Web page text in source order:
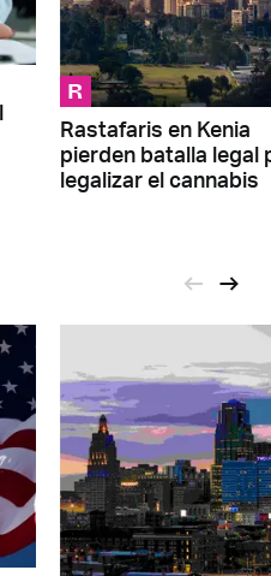
R
Rastafaris en Kenia
pierden batalla legal
legalizar el cannabis